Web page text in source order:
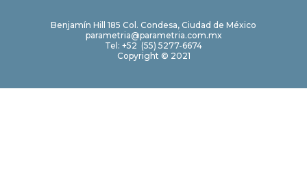
Benjamín Hill 185 Col. Condesa, Ciudad de México
parametria@parametria.com.mx
Tel: +52 (55) 5277-6674
Copyright © 2021